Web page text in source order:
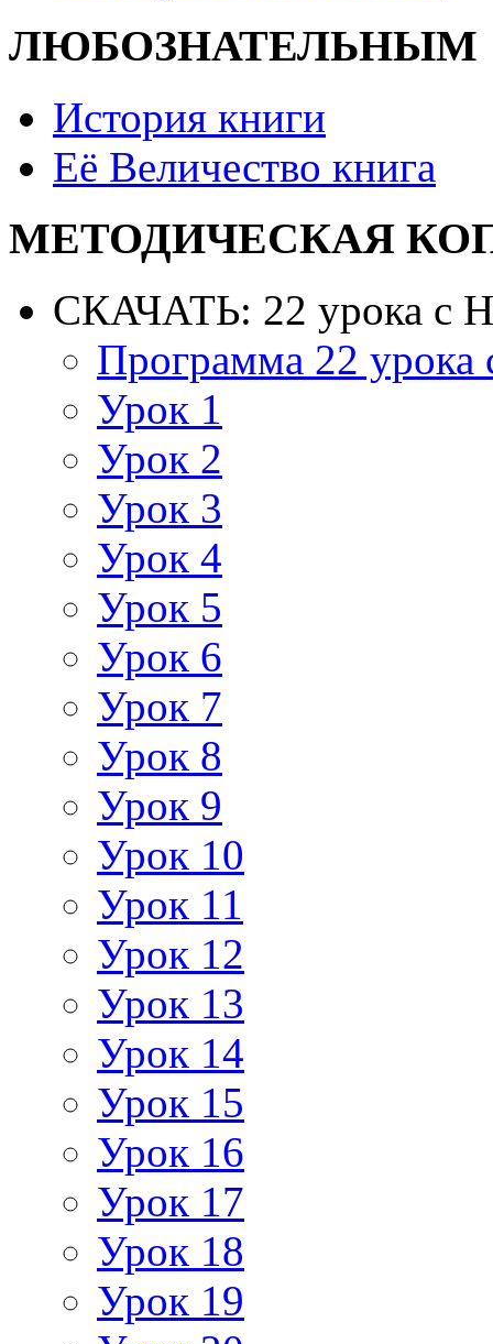
ЛЮБОЗНАТЕЛЬНЫМ
История книги
Её Величество книга
МЕТОДИЧЕСКАЯ
СКАЧАТЬ: 22 урока с
Программа 22
Урок 1
Урок 2
Урок 3
Урок 4
Урок 5
Урок 6
Урок 7
Урок 8
Урок 9
Урок 10
Урок 11
Урок 12
Урок 13
Урок 14
Урок 15
Урок 16
Урок 17
Урок 18
Урок 19